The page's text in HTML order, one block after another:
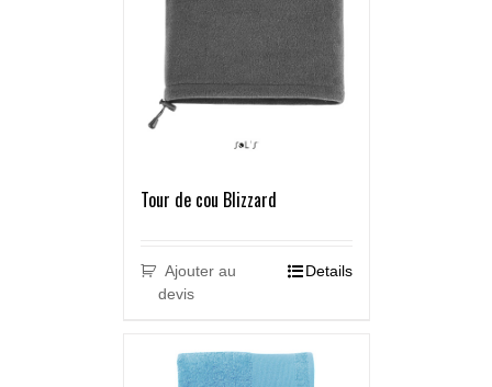
Tour de cou Blizzard
Ajouter au
devis
Details